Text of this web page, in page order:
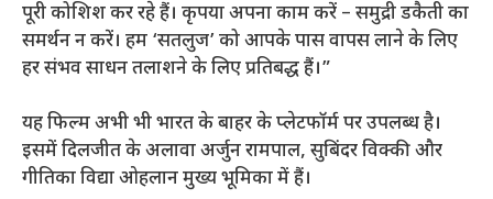
पूरी कोशिश कर रहे हैं। कृपया अपना काम करें – समुद्री डकैती का
समर्थन न करें। हम ‘सतलुज’ को आपके पास वापस लाने के लिए
हर संभव साधन तलाशने के लिए प्रतिबद्ध हैं।”
यह फिल्म अभी भी भारत के बाहर के प्लेटफॉर्म पर उपलब्ध है।
इसमें दिलजीत के अलावा अर्जुन रामपाल, सुबिंदर विक्की और
गीतिका विद्या ओहलान मुख्य भूमिका में हैं।